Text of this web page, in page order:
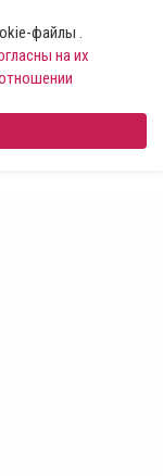
файлы .
на их